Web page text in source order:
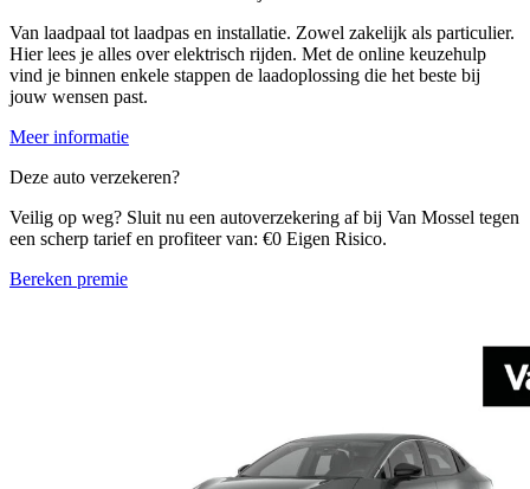
Van laadpaal tot laadpas en installatie. Zowel zakelijk als particulier.
Hier lees je alles over elektrisch rijden. Met de online keuzehulp
vind je binnen enkele stappen de laadoplossing die het beste bij
jouw wensen past.
Meer informatie
Deze auto verzekeren?
Veilig op weg? Sluit nu een autoverzekering af bij Van Mossel tegen
een scherp tarief en profiteer van: €0 Eigen Risico.
Bereken premie